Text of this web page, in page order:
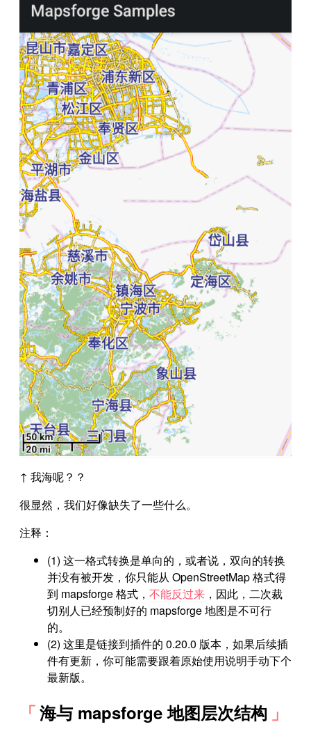
↑ 我海呢？？
很显然，我们好像缺失了一些什么。
注释：
(1) 这一格式转换是单向的，或者说，双向的转换
并没有被开发，你只能从 OpenStreetMap 格式得
到 mapsforge 格式， 不能反过来 ，因此，二次裁
切别人已经预制好的 mapsforge 地图是不可行
的。
(2) 这里是链接到插件的 0.20.0 版本，如果后续插
件有更新，你可能需要跟着原始使用说明手动下个
最新版。
海与 mapsforge 地图层次结构